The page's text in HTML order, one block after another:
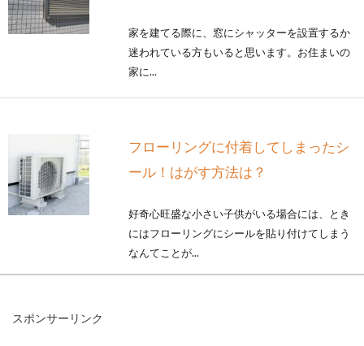
家を建てる際に、窓にシャッターを設置するか
迷われている方もいると思います。お住まいの
家に...
フローリングに付着してしまったシ
ール！はがす方法は？
好奇心旺盛な小さい子供がいる場合には、とき
にはフローリングにシールを貼り付けてしまう
なんてことが...
スポンサーリンク